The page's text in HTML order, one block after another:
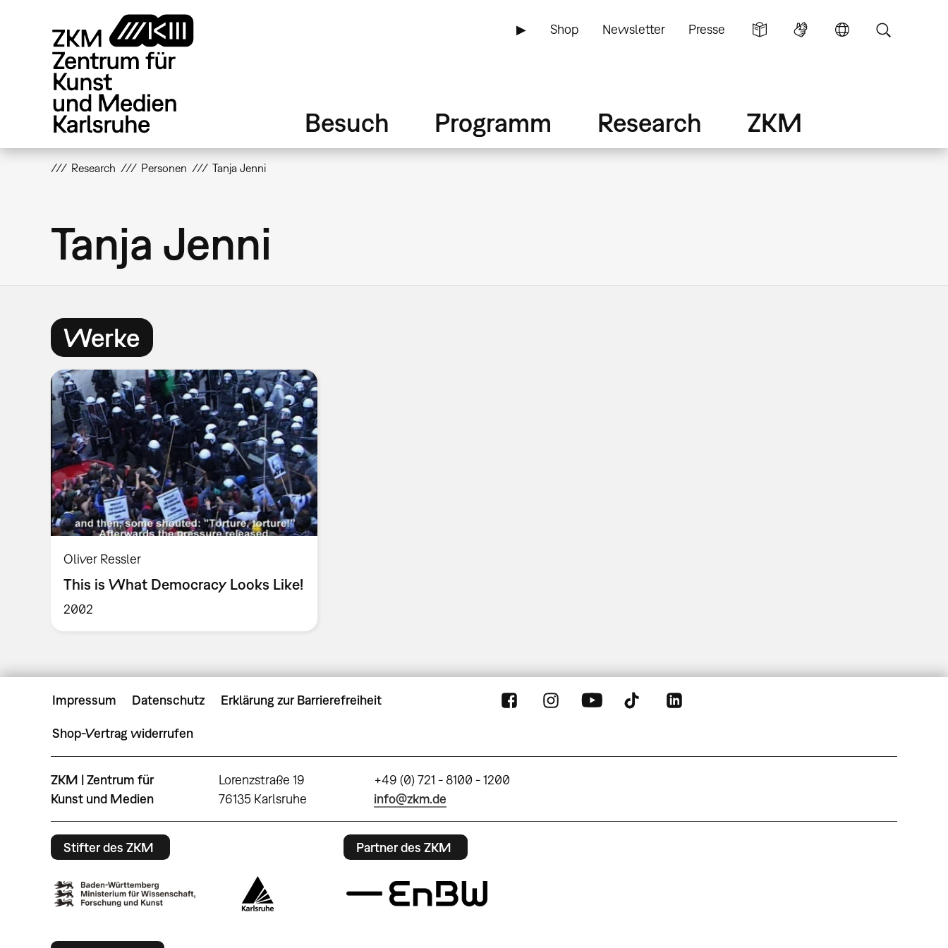
▶ Shop Newsletter Presse
Besuch Programm Research ZKM
Research Personen Tanja Jenni
Tanja Jenni
Werke
Oliver Ressler
This is What Democracy Looks Like!
2002
Impressum Datenschutz Erklärung zur Barrierefreiheit
Shop-Vertrag widerrufen
ZKM | Zentrum für
Kunst und Medien
Lorenzstraße 19
76135 Karlsruhe
+49 (0) 721 - 8100 - 1200
info@zkm.de
Stifter des ZKM Partner des ZKM